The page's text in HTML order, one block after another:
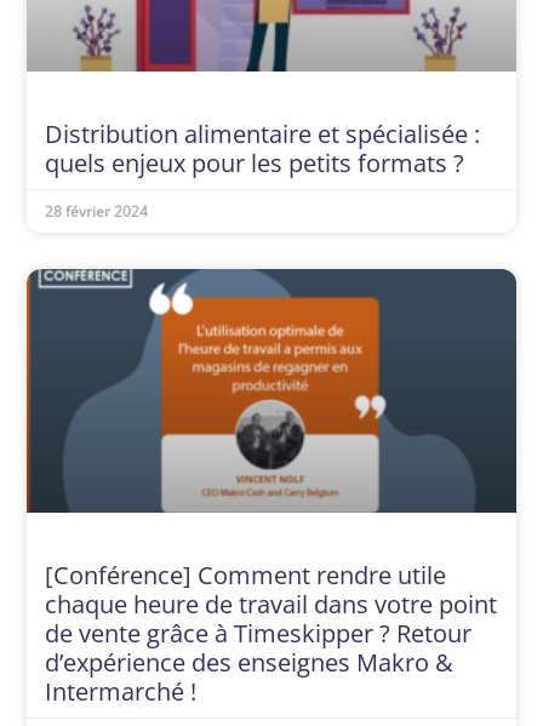
Distribution alimentaire et spécialisée :
quels enjeux pour les petits formats ?
28 février 2024
[Conférence] Comment rendre utile
chaque heure de travail dans votre point
de vente grâce à Timeskipper ? Retour
d’expérience des enseignes Makro &
Intermarché !